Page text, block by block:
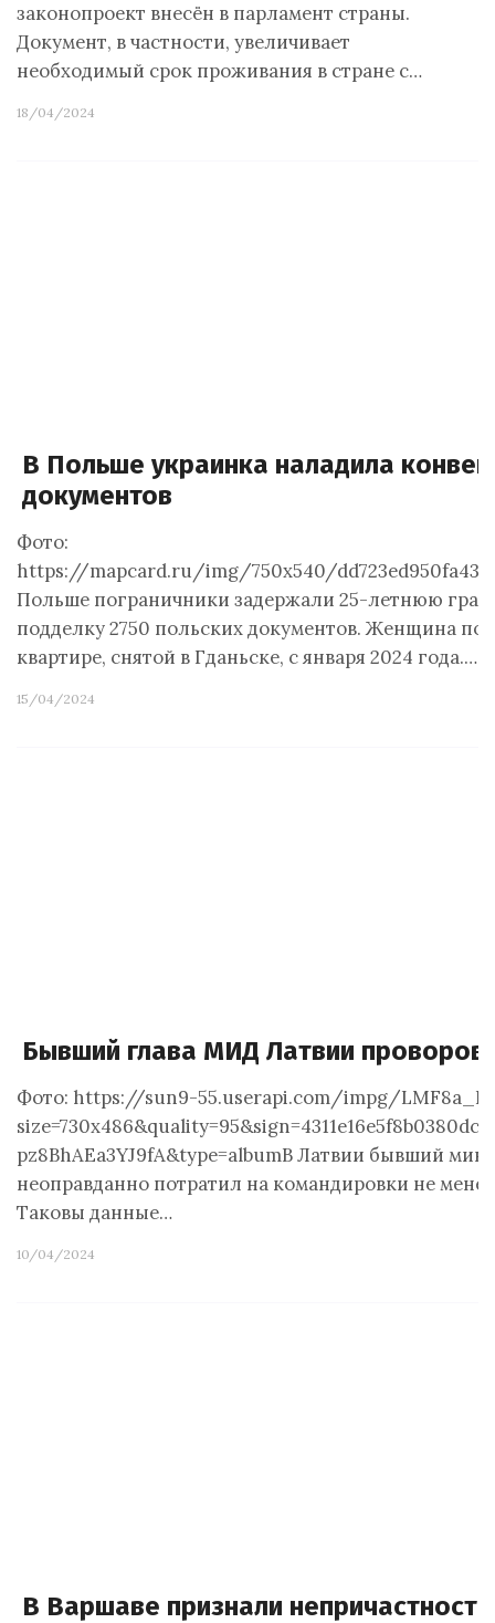
законопроект внесён в парламент страны.
Документ, в частности, увеличивает
необходимый срок проживания в стране с…
18/04/2024
В Польше украинка наладила
документов
Фото:
https://mapcard.ru/img/750x540/
Польше пограничники задержали 25-летнюю
подделку 2750 польских документов. Женщина
квартире, снятой в Гданьске, с января 2024 года.…
15/04/2024
Бывший глава МИД Латвии
Фото: https://sun9-55.userapi.com/impg/
pz8BhAEa3YJ9fA&type=albumВ Латвии бывший
неоправданно потратил на командировки не
Таковы данные…
10/04/2024
В Варшаве признали